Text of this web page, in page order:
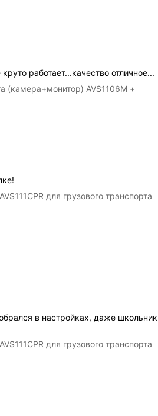
работает...качество отличное...
(камера+монитор) AVS1106M +
для грузового транспорта
в настройках, даже школьник
для грузового транспорта